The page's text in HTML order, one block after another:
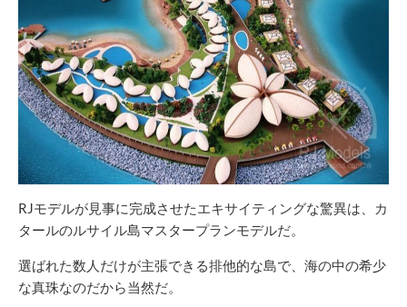
RJモデルが見事に完成させたエキサイティングな驚異は、カ
タールのルサイル島マスタープランモデルだ。
選ばれた数人だけが主張できる排他的な島で、海の中の希少
な真珠なのだから当然だ。